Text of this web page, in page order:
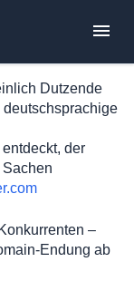
Dutzende
deutschsprachige
der
–
Endung ab